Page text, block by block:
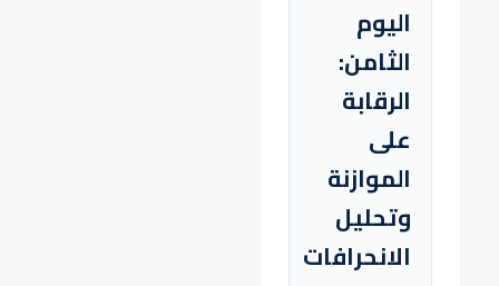
اليوم
الثامن:
الرقابة
على
الموازنة
وتحليل
الانحرافات